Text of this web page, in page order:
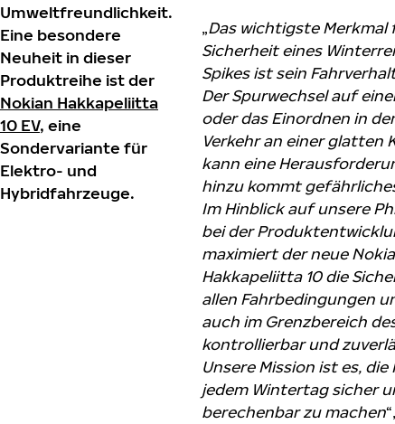
Umweltfreundlichkeit.
Eine besondere
Neuheit in dieser
Produktreihe ist der
Nokian Hakkapeliitta
10 EV, eine
Sondervariante für
Elektro- und
Hybridfahrzeuge.
„Das wichtigste Merkmal
Sicherheit eines
Spikes ist sein
Der Spurwechsel auf
oder das Einordnen in
Verkehr an einer glatten
kann eine
hinzu kommt
Im Hinblick auf unsere
bei der
maximiert der neue
Hakkapeliitta 10 die
allen Fahrbedingungen
auch im Grenzbereich
kontrollierbar und
Unsere Mission ist es, die
jedem Wintertag sicher
berechenbar zu machen